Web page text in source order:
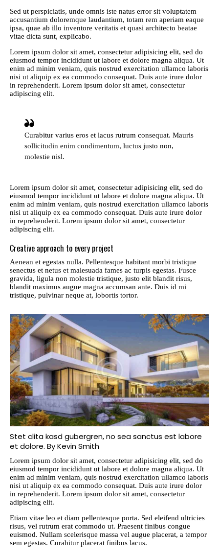
Sed ut perspiciatis, unde omnis iste natus error sit voluptatem
accusantium doloremque laudantium, totam rem aperiam eaque
ipsa, quae ab illo inventore veritatis et quasi architecto beatae
vitae dicta sunt, explicabo.
Lorem ipsum dolor sit amet, consectetur adipisicing elit, sed do
eiusmod tempor incididunt ut labore et dolore magna aliqua. Ut
enim ad minim veniam, quis nostrud exercitation ullamco laboris
nisi ut aliquip ex ea commodo consequat. Duis aute irure dolor
in reprehenderit. Lorem ipsum dolor sit amet, consectetur
adipiscing elit.
Curabitur varius eros et lacus rutrum consequat. Mauris
sollicitudin enim condimentum, luctus justo non,
molestie nisl.
Lorem ipsum dolor sit amet, consectetur adipisicing elit, sed do
eiusmod tempor incididunt ut labore et dolore magna aliqua. Ut
enim ad minim veniam, quis nostrud exercitation ullamco laboris
nisi ut aliquip ex ea commodo consequat. Duis aute irure dolor
in reprehenderit. Lorem ipsum dolor sit amet, consectetur
adipiscing elit.
Creative approach to every project
Aenean et egestas nulla. Pellentesque habitant morbi tristique
senectus et netus et malesuada fames ac turpis egestas. Fusce
gravida, ligula non molestie tristique, justo elit blandit risus,
blandit maximus augue magna accumsan ante. Duis id mi
tristique, pulvinar neque at, lobortis tortor.
Stet clita kasd gubergren, no sea sanctus est labore
et dolore. ByKevin Smith
Lorem ipsum dolor sit amet, consectetur adipisicing elit, sed do
eiusmod tempor incididunt ut labore et dolore magna aliqua. Ut
enim ad minim veniam, quis nostrud exercitation ullamco laboris
nisi ut aliquip ex ea commodo consequat. Duis aute irure dolor
in reprehenderit. Lorem ipsum dolor sit amet, consectetur
adipiscing elit.
Etiam vitae leo et diam pellentesque porta. Sed eleifend ultricies
risus, vel rutrum erat commodo ut. Praesent finibus congue
euismod. Nullam scelerisque massa vel augue placerat, a tempor
sem egestas. Curabitur placerat finibus lacus.